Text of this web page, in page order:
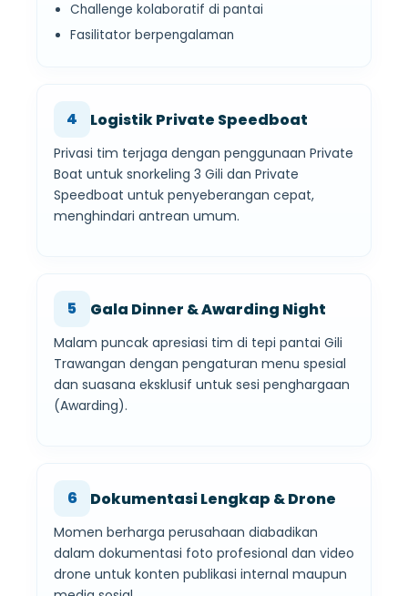
Challenge kolaboratif di pantai
Fasilitator berpengalaman
4 Logistik Private Speedboat
Privasi tim terjaga dengan penggunaan Private
Boat untuk snorkeling 3 Gili dan Private
Speedboat untuk penyeberangan cepat,
menghindari antrean umum.
5 Gala Dinner & Awarding Night
Malam puncak apresiasi tim di tepi pantai Gili
Trawangan dengan pengaturan menu spesial
dan suasana eksklusif untuk sesi penghargaan
(Awarding).
6 Dokumentasi Lengkap & Drone
Momen berharga perusahaan diabadikan
dalam dokumentasi foto profesional dan video
drone untuk konten publikasi internal maupun